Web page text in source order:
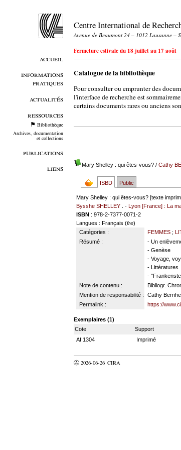
accueil
informations
pratiques
actualités
ressources
Bibliothèque
Archives, documentation
et collections
publications
liens
Centre International de
Avenue de Beaumont 24 – 1012 Lausanne –
Fermeture estivale du 18 juillet au 17 août
Catalogue de la bibliothèque
Pour consulter ou emprunter des
l'interface de recherche est
certains documents rares ou anciens
Mary Shelley : qui êtes-vous?/ Cathy
ISBD Public
Mary Shelley : qui êtes-vous? [texte
Bysshe SHELLEY . -Lyon [France] : La
ISBN : 978-2-7377-0071-2
Langues : Français (fre)
Catégories :
FEMMES;
Résumé :
- Un
- Genèse
- Voyage,
- Littératures
-
Note de contenu :
Bibliogr.
Mention de responsabilité :
Cathy
Permalink :
https://
Exemplaires (1)
Cote
Support
Af 1304
Imprimé
Ⓐ 2026-06-26 CIRA